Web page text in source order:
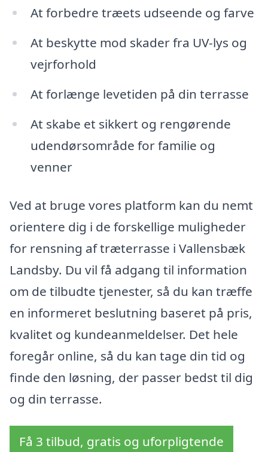
At forbedre træets udseende og farve
At beskytte mod skader fra UV-lys og
vejrforhold
At forlænge levetiden på din terrasse
At skabe et sikkert og rengørende
udendørsområde for familie og
venner
Ved at bruge vores platform kan du nemt
orientere dig i de forskellige muligheder
for rensning af træterrasse i Vallensbæk
Landsby. Du vil få adgang til information
om de tilbudte tjenester, så du kan træffe
en informeret beslutning baseret på pris,
kvalitet og kundeanmeldelser. Det hele
foregår online, så du kan tage din tid og
finde den løsning, der passer bedst til dig
og din terrasse.
Få 3 tilbud, gratis og uforpligtende